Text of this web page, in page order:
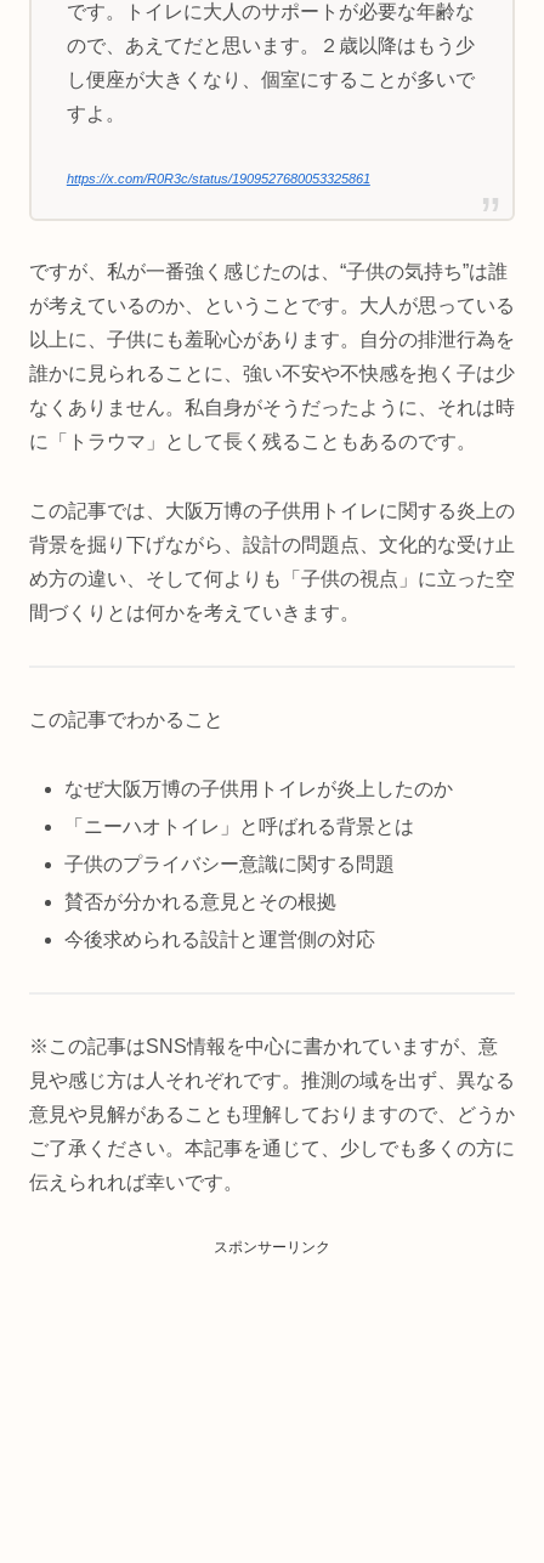
です。トイレに大人のサポートが必要な年齢な
ので、あえてだと思います。２歳以降はもう少
し便座が大きくなり、個室にすることが多いで
すよ。
https://x.com/R0R3c/status/1909527680053325861
ですが、私が一番強く感じたのは、“子供の気持ち”は誰
が考えているのか、ということです。大人が思っている
以上に、子供にも羞恥心があります。自分の排泄行為を
誰かに見られることに、強い不安や不快感を抱く子は少
なくありません。私自身がそうだったように、それは時
に「トラウマ」として長く残ることもあるのです。
この記事では、大阪万博の子供用トイレに関する炎上の
背景を掘り下げながら、設計の問題点、文化的な受け止
め方の違い、そして何よりも「子供の視点」に立った空
間づくりとは何かを考えていきます。
この記事でわかること
なぜ大阪万博の子供用トイレが炎上したのか
「ニーハオトイレ」と呼ばれる背景とは
子供のプライバシー意識に関する問題
賛否が分かれる意見とその根拠
今後求められる設計と運営側の対応
※この記事はSNS情報を中心に書かれていますが、意
見や感じ方は人それぞれです。推測の域を出ず、異なる
意見や見解があることも理解しておりますので、どうか
ご了承ください。本記事を通じて、少しでも多くの方に
伝えられれば幸いです。
スポンサーリンク